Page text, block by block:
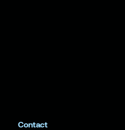
Contact